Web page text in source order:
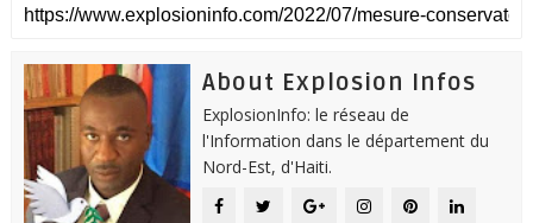
About Explosion Infos
ExplosionInfo: le réseau de
l'Information dans le département du
Nord-Est, d'Haiti.